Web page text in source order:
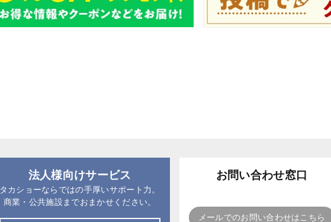
法人様向けサービス
タカショーならではの手厚いサポート力。
商業・公共施設までおまかせください。
お問い合わせ窓口
メールでのお問い合わせはこちら